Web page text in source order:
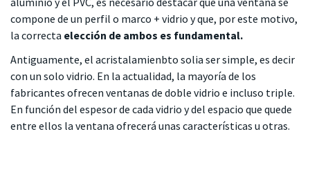
compone de un perfil o marco + vidrio y que, por este motivo,
la correcta elección de ambos es fundamental.
Antiguamente, el acristalamienbto solia ser simple, es decir
con un solo vidrio. En la actualidad, la mayoría de los
fabricantes ofrecen ventanas de doble vidrio e incluso triple.
En función del espesor de cada vidrio y del espacio que quede
entre ellos la ventana ofrecerá unas características u otras.